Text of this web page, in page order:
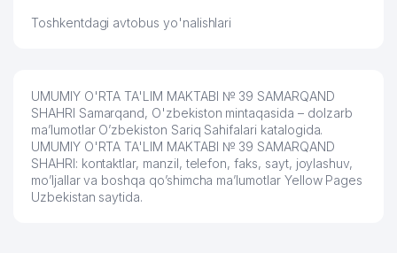
Toshkentdagi avtobus yo'nalishlari
UMUMIY O'RTA TA'LIM MAKTABI № 39 SAMARQAND
SHAHRI Samarqand, O'zbekiston mintaqasida – dolzarb
ma’lumotlar O’zbekiston Sariq Sahifalari katalogida.
UMUMIY O'RTA TA'LIM MAKTABI № 39 SAMARQAND
SHAHRI: kontaktlar, manzil, telefon, faks, sayt, joylashuv,
mo’ljallar va boshqa qo’shimcha ma’lumotlar Yellow Pages
Uzbekistan saytida.